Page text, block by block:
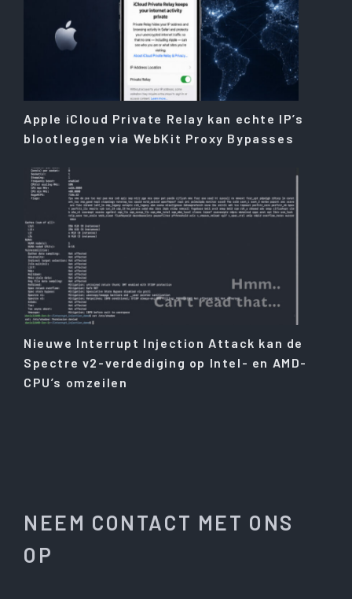
Apple iCloud Private Relay kan echte IP’s
blootleggen via WebKit Proxy Bypasses
Nieuwe Interrupt Injection Attack kan de
Spectre v2-verdediging op Intel- en AMD-
CPU’s omzeilen
NEEM CONTACT MET ONS
OP